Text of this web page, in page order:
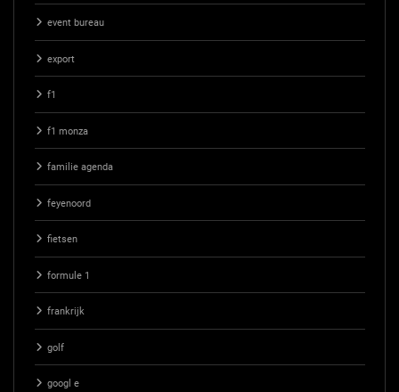
event bureau
export
f1
f1 monza
familie agenda
feyenoord
fietsen
formule 1
frankrijk
golf
googl e